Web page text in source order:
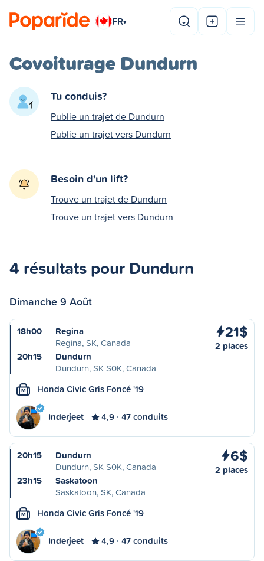
FR▾
Covoiturage Dundurn
Tu conduis?
Publie un trajet de Dundurn
Publie un trajet vers Dundurn
Besoin d'un lift?
Trouve un trajet de Dundurn
Trouve un trajet vers Dundurn
4 résultats pour Dundurn
Dimanche 9 Août
18h00
Regina
Regina, SK, Canada
20h15
Dundurn
Dundurn, SK S0K, Canada
21$
2 places
M Honda Civic Gris Foncé '19
Inderjeet 4,9 47 conduits
20h15
Dundurn
Dundurn, SK S0K, Canada
23h15
Saskatoon
Saskatoon, SK, Canada
6$
2 places
M Honda Civic Gris Foncé '19
Inderjeet 4,9 47 conduits